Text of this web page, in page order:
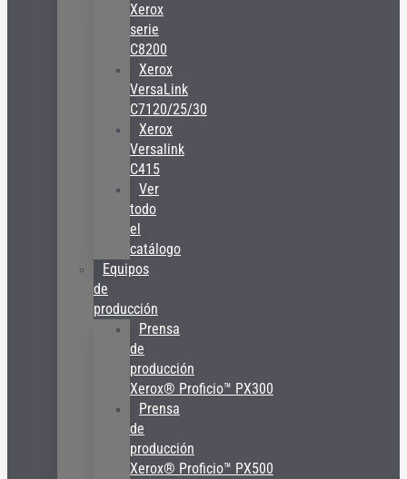
Xerox
serie
C8200
Xerox
VersaLink
C7120/25/30
Xerox
Versalink
C415
Ver
todo
el
catálogo
Equipos
de
producción
Prensa
de
producción
Xerox® Proficio™ PX300
Prensa
de
producción
Xerox® Proficio™ PX500